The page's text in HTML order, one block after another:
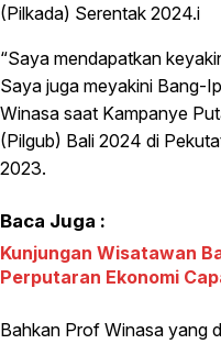
(Pilkada) Serentak 2024.i
“Saya mendapatkan
Saya juga meyakini Bang-
Winasa saat Kampanye
(Pilgub) Bali 2024 di
2023.
Baca Juga :
Kunjungan Wisatawan
Perputaran Ekonomi
Bahkan Prof Winasa yang